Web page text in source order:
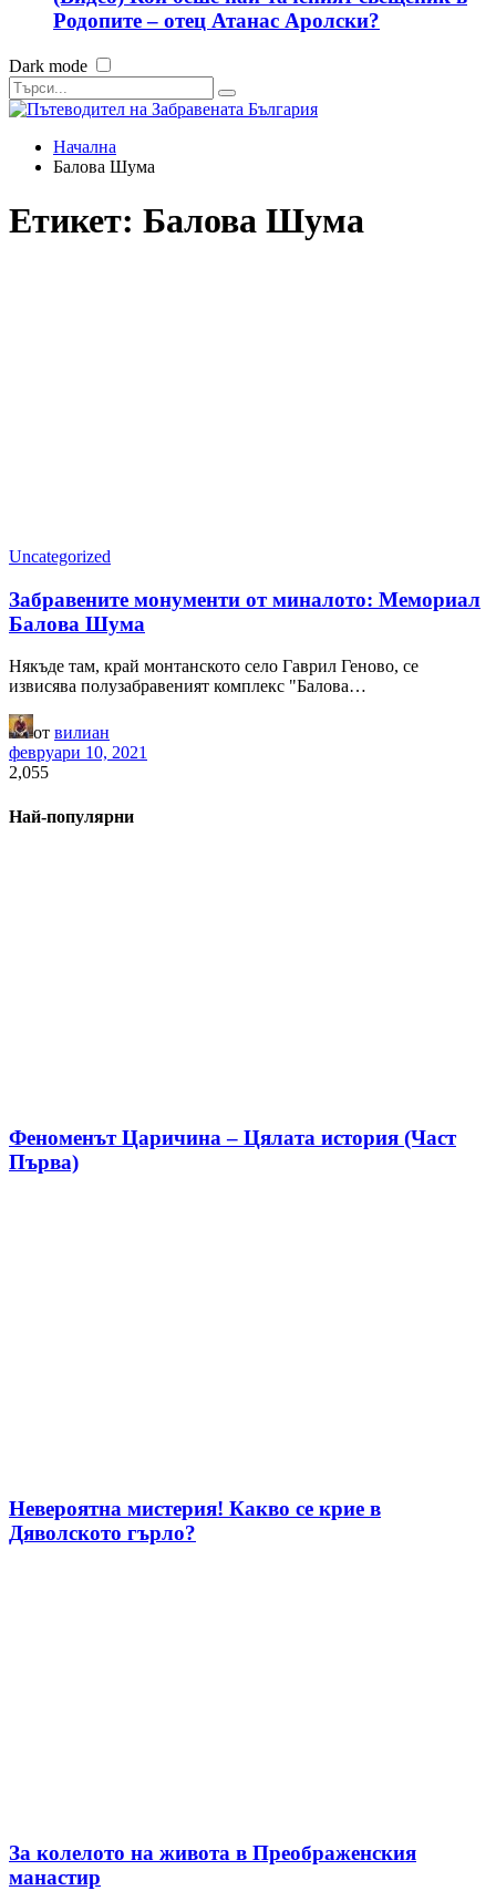
Родопите – отец Атанас Аролски?
Dark mode
Начална
Балова Шума
Етикет: Балова Шума
Uncategorized
Забравените монументи от миналото: Мемориал
Балова Шума
Някъде там, край монтанското село Гаврил Геново, се
извисява полузабравеният комплекс "Балова…
от вилиан
февруари 10, 2021
2,055
Най-популярни
Феноменът Царичина – Цялата история (Част
Първа)
Невероятна мистерия! Какво се крие в
Дяволското гърло?
За колелото на живота в Преображенския
манастир